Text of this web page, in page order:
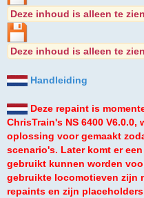
Deze inhoud is alleen te
Deze inhoud is alleen te
Handleiding
Deze repaint is
ChrisTrain's NS 6400
oplossing voor gemaakt
scenario's. Later komt er
gebruikt kunnen worden
gebruikte locomotieven zijn
repaints en zijn